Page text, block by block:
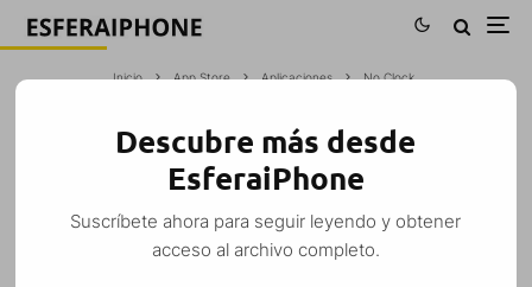
Inicio App Store Aplicaciones No Clock
NO CLOCK
M. Alejandro W. García Fuentes (Esfera)
Aplicaciones
Cydia iPhone iPhone 3G iPod Touch · 10 febrero, 2009
·
1 Minuto de lectura
Descubre más desde
EsferaiPhone
Suscríbete ahora para seguir leyendo y obtener
acceso al archivo completo.